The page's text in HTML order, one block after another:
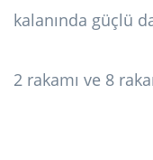
kalanında güçlü
2 rakamı ve 8